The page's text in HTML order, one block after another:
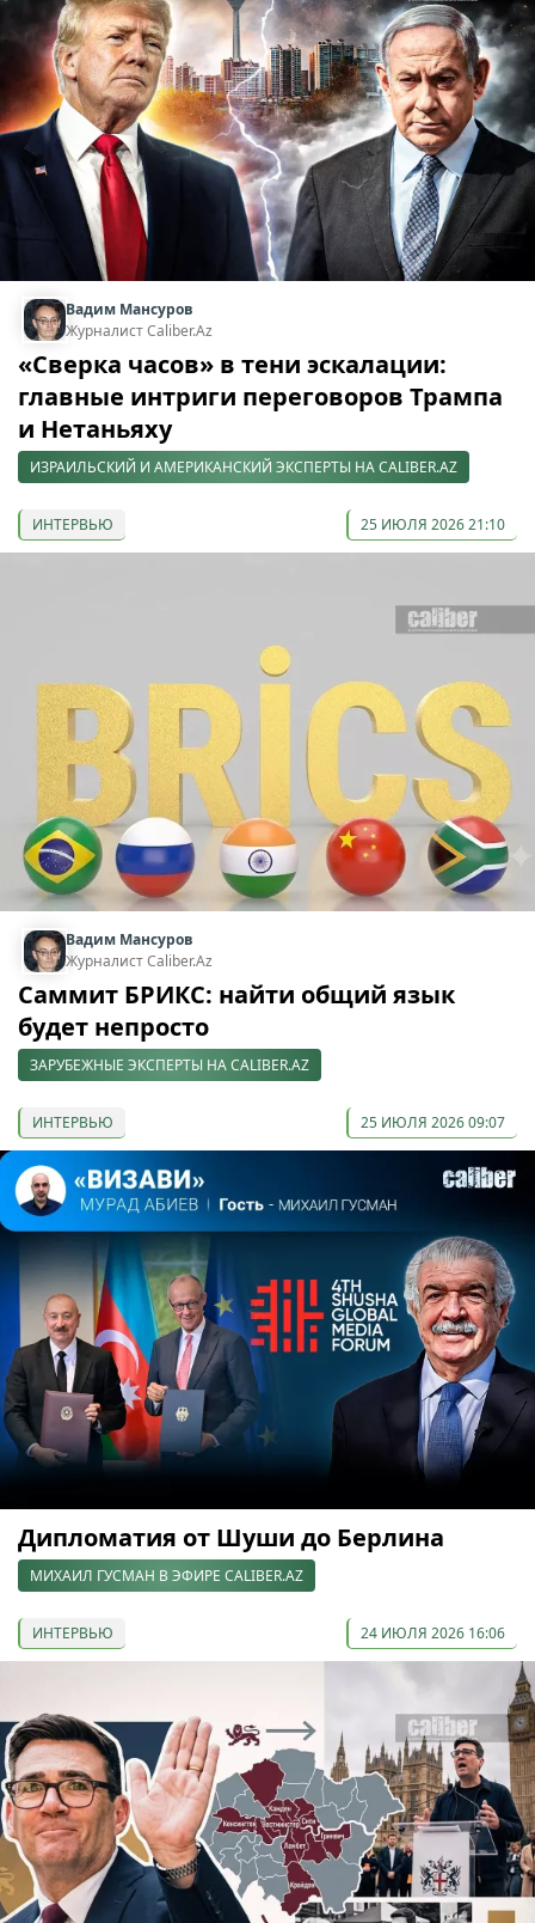
Вадим Мансуров
Журналист Caliber.Az
«Сверка часов» в тени эскалации:
главные интриги переговоров Трампа
и Нетаньяху
ИЗРАИЛЬСКИЙ И АМЕРИКАНСКИЙ ЭКСПЕРТЫ НА CALIBER.AZ
ИНТЕРВЬЮ 25 ИЮЛЯ 2026 21:10
Вадим Мансуров
Журналист Caliber.Az
Саммит БРИКС: найти общий язык
будет непросто
ЗАРУБЕЖНЫЕ ЭКСПЕРТЫ НА CALIBER.AZ
ИНТЕРВЬЮ 25 ИЮЛЯ 2026 09:07
Дипломатия от Шуши до Берлина
МИХАИЛ ГУСМАН В ЭФИРЕ CALIBER.AZ
ИНТЕРВЬЮ 24 ИЮЛЯ 2026 16:06